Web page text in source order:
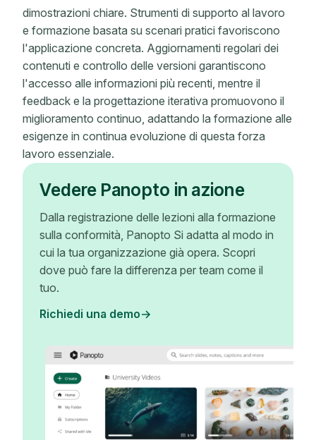
dimostrazioni chiare. Strumenti di supporto al lavoro
e formazione basata su scenari pratici favoriscono
l'applicazione concreta. Aggiornamenti regolari dei
contenuti e controllo delle versioni garantiscono
l'accesso alle informazioni più recenti, mentre il
feedback e la progettazione iterativa promuovono il
miglioramento continuo, adattando la formazione alle
esigenze in continua evoluzione di questa forza
lavoro essenziale.
Vedere Panopto in azione
Dalla registrazione delle lezioni alla formazione
sulla conformità, Panopto Si adatta al modo in
cui la tua organizzazione già opera. Scopri
dove può fare la differenza per team come il
tuo.
Richiedi una demo